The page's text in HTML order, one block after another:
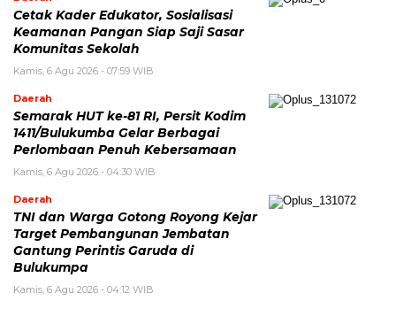
Cetak Kader Edukator, Sosialisasi
Keamanan Pangan Siap Saji Sasar
Komunitas Sekolah
Kamis, 6 Agu 2026 - 07:59 WIB
Daerah
Semarak HUT ke-81 RI, Persit Kodim
1411/Bulukumba Gelar Berbagai
Perlombaan Penuh Kebersamaan
Kamis, 6 Agu 2026 - 04:30 WIB
Daerah
TNI dan Warga Gotong Royong Kejar
Target Pembangunan Jembatan
Gantung Perintis Garuda di
Bulukumpa
Kamis, 6 Agu 2026 - 04:12 WIB